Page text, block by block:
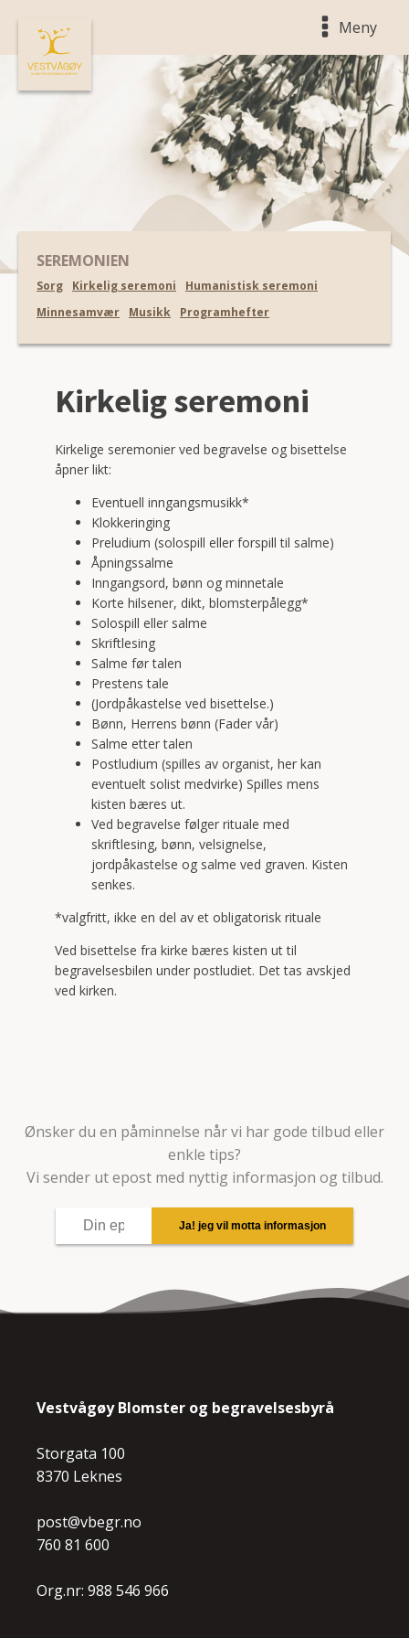
Meny
Kirkelig seremoni
Kirkelige seremonier ved begravelse og bisettelse
åpner likt:
Eventuell inngangsmusikk*
Klokkeringing
Preludium (solospill eller forspill til salme)
Åpningssalme
Inngangsord, bønn og minnetale
Korte hilsener, dikt, blomsterpålegg*
Solospill eller salme
Skriftlesing
Salme før talen
Prestens tale
(Jordpåkastelse ved bisettelse.)
Bønn, Herrens bønn (Fader vår)
Salme etter talen
Postludium (spilles av organist, her kan
eventuelt solist medvirke) Spilles mens
kisten bæres ut.
Ved begravelse følger rituale med
skriftlesing, bønn, velsignelse,
jordpåkastelse og salme ved graven. Kisten
senkes.
*valgfritt, ikke en del av et obligatorisk rituale
Ved bisettelse fra kirke bæres kisten ut til
begravelsesbilen under postludiet. Det tas avskjed
ved kirken.
SEREMONIEN
Sorg Kirkelig seremoni
Humanistisk seremoni
Minnesamvær
Musikk Programhefter
Ønsker du en påminnelse når vi har gode tilbud eller
enkle tips?
Vi sender ut epost med nyttig informasjon og tilbud.
Vestvågøy Blomster og begravelsesbyrå
Storgata 100
8370 Leknes
post@vbegr.no
760 81 600
Org.nr: 988 546 966